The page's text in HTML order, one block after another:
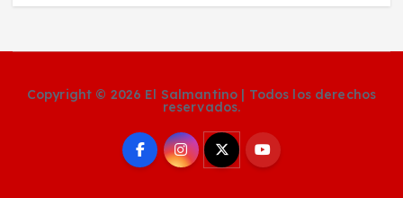
Copyright © 2026 El Salmantino | Todos los derechos
reservados.